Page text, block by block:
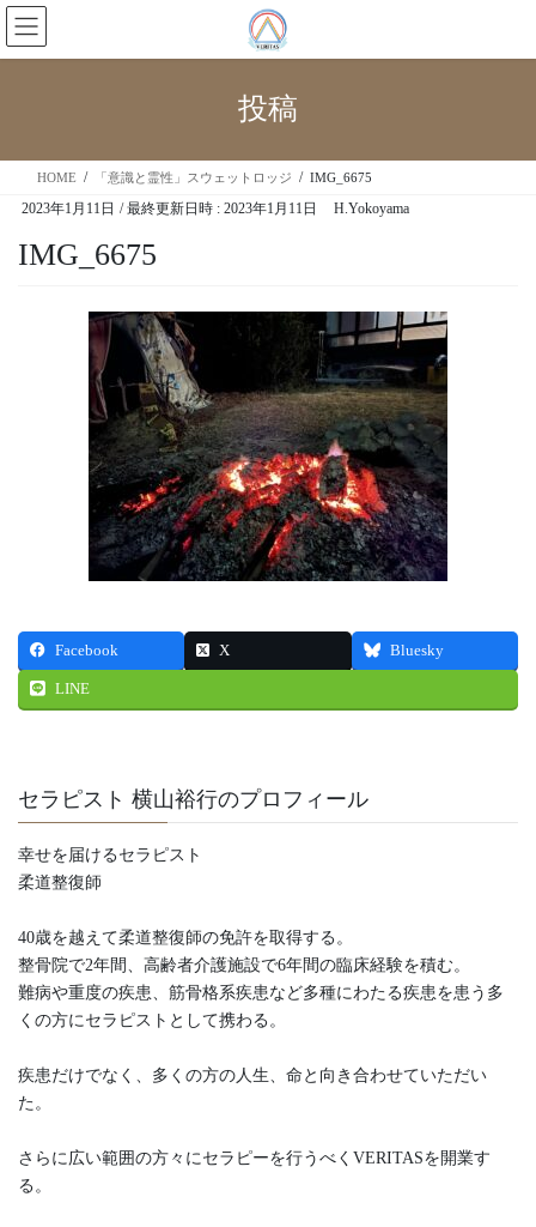
投稿
HOME 「意識と霊性」スウェットロッジ IMG_6675
2023年1月11日 / 最終更新日時 : 2023年1月11日 H.Yokoyama
IMG_6675
Facebook X Bluesky
LINE
セラピスト 横山裕行のプロフィール
幸せを届けるセラピスト
柔道整復師
40歳を越えて柔道整復師の免許を取得する。
整骨院で2年間、高齢者介護施設で6年間の臨床経験を積む。
難病や重度の疾患、筋骨格系疾患など多種にわたる疾患を患う多
くの方にセラピストとして携わる。
疾患だけでなく、多くの方の人生、命と向き合わせていただい
た。
さらに広い範囲の方々にセラピーを行うべくVERITASを開業す
る。